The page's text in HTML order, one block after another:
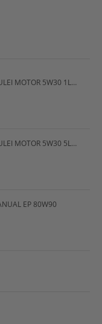
A000989970101 ULEI MOTOR 5W30 1L MERCEDES
A000989970105 ULEI MOTOR 5W30 5L MERCEDES
EP 80W90